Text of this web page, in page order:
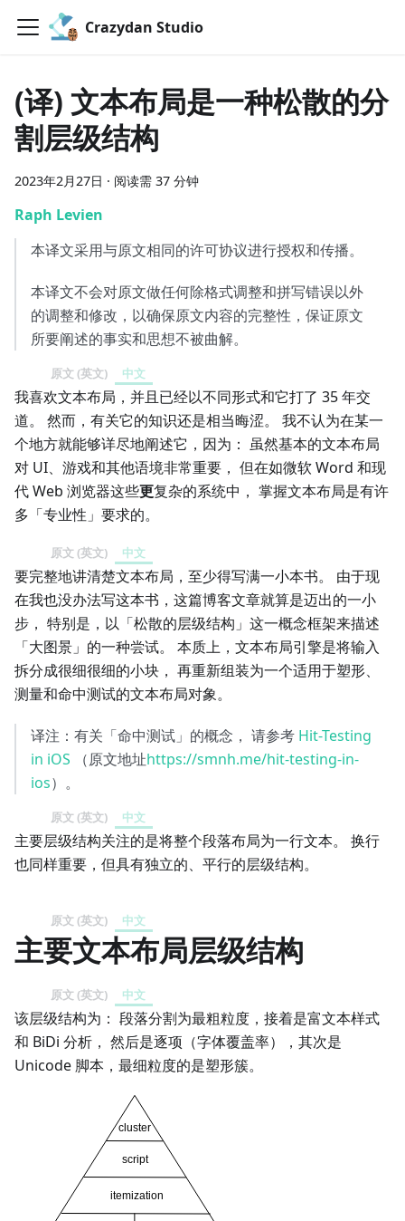
Crazydan Studio
(译) 文本布局是一种松散的分
割层级结构
2023年2月27日 · 阅读需 37 分钟
Raph Levien
本译文采用与原文相同的许可协议进行授权和传播。
本译文不会对原文做任何除格式调整和拼写错误以外
的调整和修改，以确保原文内容的完整性，保证原文
所要阐述的事实和思想不被曲解。
原文 (英文) 中文
我喜欢文本布局，并且已经以不同形式和它打了 35 年交
道。 然而，有关它的知识还是相当晦涩。 我不认为在某一
个地方就能够详尽地阐述它，因为： 虽然基本的文本布局
对 UI、游戏和其他语境非常重要， 但在如微软 Word 和现
代 Web 浏览器这些更复杂的系统中， 掌握文本布局是有许
多「专业性」要求的。
原文 (英文) 中文
要完整地讲清楚文本布局，至少得写满一小本书。 由于现
在我也没办法写这本书，这篇博客文章就算是迈出的一小
步， 特别是，以「松散的层级结构」这一概念框架来描述
「大图景」的一种尝试。 本质上，文本布局引擎是将输入
拆分成很细很细的小块， 再重新组装为一个适用于塑形、
测量和命中测试的文本布局对象。
译注：有关「命中测试」的概念， 请参考 Hit-Testing
in iOS （原文地址https://smnh.me/hit-testing-in-
ios）。
原文 (英文) 中文
主要层级结构关注的是将整个段落布局为一行文本。 换行
也同样重要，但具有独立的、平行的层级结构。
原文 (英文) 中文
主要文本布局层级结构
原文 (英文) 中文
该层级结构为： 段落分割为最粗粒度，接着是富文本样式
和 BiDi 分析， 然后是逐项（字体覆盖率），其次是
Unicode 脚本，最细粒度的是塑形簇。